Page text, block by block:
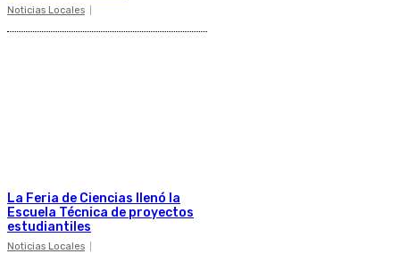
Noticias Locales
La Feria de Ciencias llenó la
Escuela Técnica de proyectos
estudiantiles
Noticias Locales